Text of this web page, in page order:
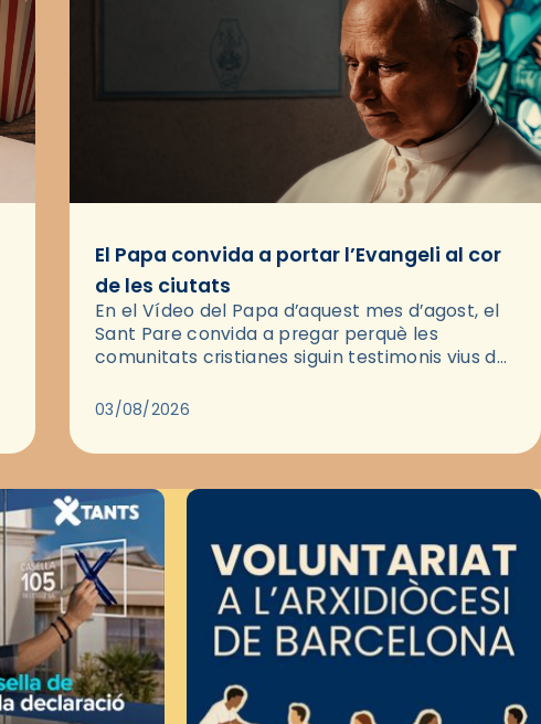
El Papa convida a portar l’Evangeli al cor
de les ciutats
En el Vídeo del Papa d’aquest mes d’agost, el
Sant Pare convida a pregar perquè les
comunitats cristianes siguin testimonis vius de
pregària, el…
03/08/2026